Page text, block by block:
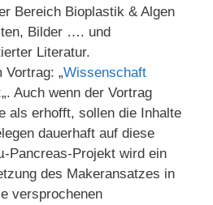
Bereich Bioplastik & Algen
Bilder …. und
Literatur.
„Wissenschaft
„. Auch wenn der Vortrag
als erhofft, sollen die Inhalte
dauerhaft auf diese
Pancreas-Projekt wird ein
des Makeransatzes in
versprochenen